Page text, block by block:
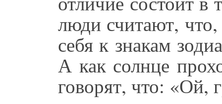
люди считают,
себя к знакам
А как солнце
говорят, что: «Ой,